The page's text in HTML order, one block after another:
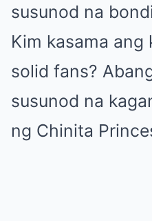
susunod na
Kim kasama ang
solid fans?
susunod na
ng Chinita